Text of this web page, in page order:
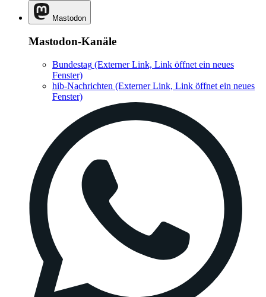
Mastodon
Mastodon-Kanäle
Bundestag (Externer Link, Link öffnet ein neues
Fenster)
hib-Nachrichten (Externer Link, Link öffnet ein neues
Fenster)